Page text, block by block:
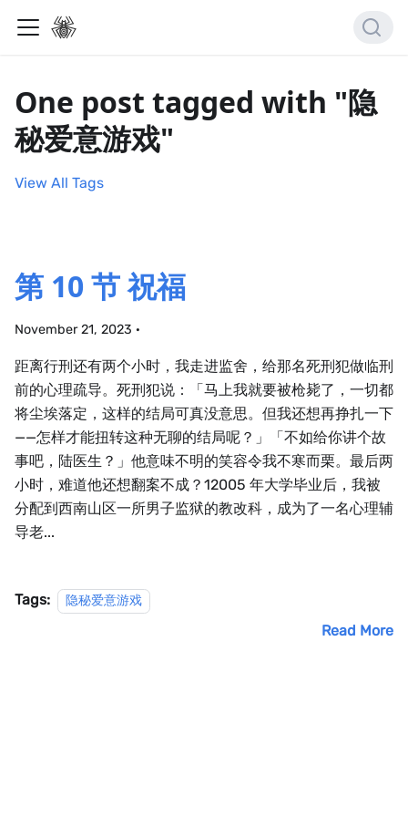
One post tagged with "隐
秘爱意游戏"
View All Tags
第 10 节 祝福
November 21, 2023 ·
距离行刑还有两个小时，我走进监舍，给那名死刑犯做临刑
前的心理疏导。死刑犯说：「马上我就要被枪毙了，一切都
将尘埃落定，这样的结局可真没意思。但我还想再挣扎一下
——怎样才能扭转这种无聊的结局呢？」「不如给你讲个故
事吧，陆医生？」他意味不明的笑容令我不寒而栗。最后两
小时，难道他还想翻案不成？12005 年大学毕业后，我被
分配到西南山区一所男子监狱的教改科，成为了一名心理辅
导老...
Tags: 隐秘爱意游戏
Read More